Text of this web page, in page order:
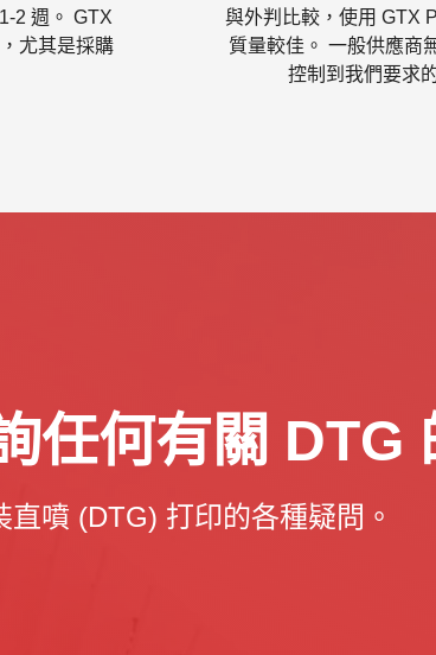
2 週。 GTX
尤其是採購
與外判比較，使用 GTX
質量較佳。 一般供應商
控制到我們要求
任何有關 DTG
噴 (DTG) 打印的各種疑問。